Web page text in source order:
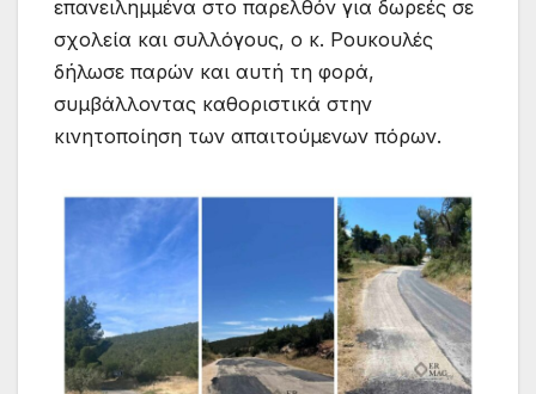
επανειλημμένα στο παρελθόν για δωρεές σε
σχολεία και συλλόγους, ο κ. Ρουκουλές
δήλωσε παρών και αυτή τη φορά,
συμβάλλοντας καθοριστικά στην
κινητοποίηση των απαιτούμενων πόρων.